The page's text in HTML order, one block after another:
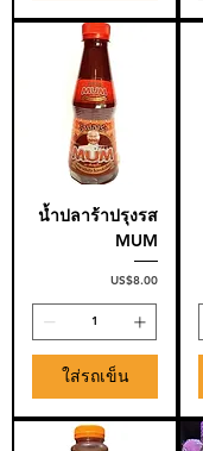
น้ำปลาร้าปรุงรส
MUM
ราคา
US$8.00
ใส่รถเข็น